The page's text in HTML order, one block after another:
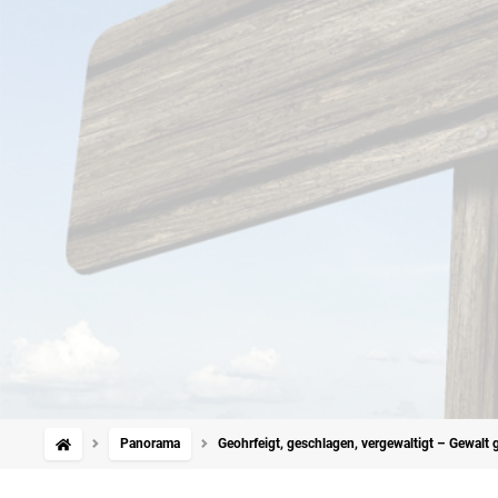
Panorama Geohrfeigt, geschlagen, vergewaltigt – Gewalt